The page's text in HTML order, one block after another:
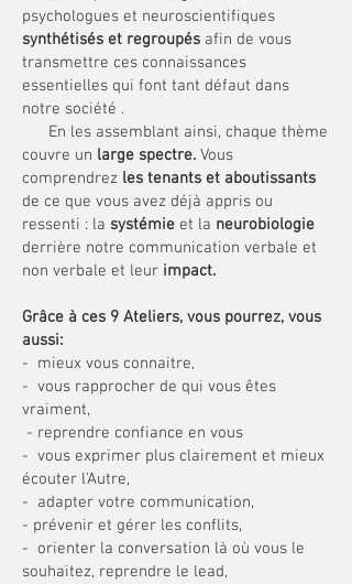
psychologues et neuroscientifiques
synthétisés et regroupés afin de vous
transmettre ces connaissances
essentielles qui font tant défaut dans
notre société .
En les assemblant ainsi, chaque thème
couvre un large spectre. Vous
comprendrez les tenants et aboutissants
de ce que vous avez déjà appris ou
ressenti : la systémie et la neurobiologie
derrière notre communication verbale et
non verbale et leur impact.
Grâce à ces 9 Ateliers, vous pourrez, vous
aussi:
- mieux vous connaitre,
- vous rapprocher de qui vous êtes
vraiment,
- reprendre confiance en vous
- vous exprimer plus clairement et mieux
écouter l'Autre,
- adapter votre communication,
- prévenir et gérer les conflits,
- orienter la conversation là où vous le
souhaitez, reprendre le lead,